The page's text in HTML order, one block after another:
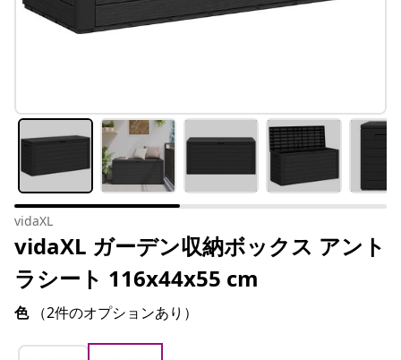
vidaXL
vidaXL ガーデン収納ボックス アント
ラシート 116x44x55 cm
色 （2件のオプションあり）